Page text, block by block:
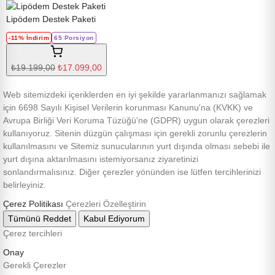
Lipödem Destek Paketi
-11% İndirim 65 Porsiyon
₺19.199,00 ₺17.099,00
Web sitemizdeki içeriklerden en iyi şekilde yararlanmanızı sağlamak
için 6698 Sayılı Kişisel Verilerin korunması Kanunu'na (KVKK) ve
Avrupa Birliği Veri Koruma Tüzüğü'ne (GDPR) uygun olarak çerezleri
kullanıyoruz. Sitenin düzgün çalışması için gerekli zorunlu çerezlerin
kullanılmasını ve Sitemiz sunucularının yurt dışında olması sebebi ile
yurt dışına aktarılmasını istemiyorsanız ziyaretinizi
sonlandırmalısınız. Diğer çerezler yönünden ise lütfen tercihlerinizi
belirleyiniz.
Çerez Politikası Çerezleri Özelleştirin
Tümünü Reddet
Kabul Ediyorum
Çerez tercihleri
Onay
Gerekli Çerezler